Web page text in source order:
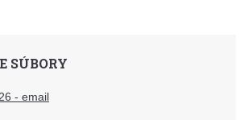
SÚBORY
- email